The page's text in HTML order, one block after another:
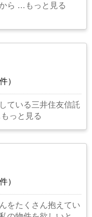
ら …もっと見る
）
ている三井住友信託
っと見る
）
をたくさん抱えてい